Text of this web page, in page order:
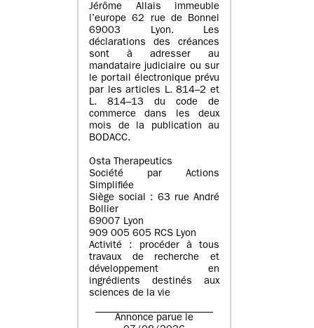
Jérôme Allais immeuble
l’europe 62 rue de Bonnel
69003 Lyon. Les
déclarations des créances
sont à adresser au
mandataire judiciaire ou sur
le portail électronique prévu
par les articles L. 814–2 et
L. 814–13 du code de
commerce dans les deux
mois de la publication au
BODACC.
Osta Therapeutics
Société par Actions
Simplifiée
Siège social : 63 rue André
Bollier
69007 Lyon
909 005 605 RCS Lyon
Activité : procéder à tous
travaux de recherche et
développement en
ingrédients destinés aux
sciences de la vie
Annonce parue le